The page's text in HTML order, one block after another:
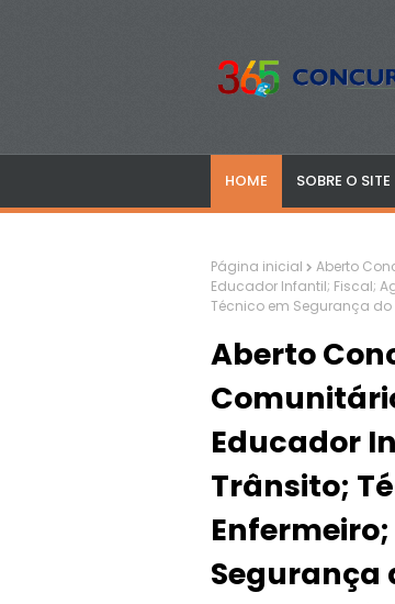
HOME SOBRE O SITE
Página inicial
Aberto
Educador Infantil; Fiscal;
Técnico em Segurança do
Aberto
Educador
Trânsito;
Segurança